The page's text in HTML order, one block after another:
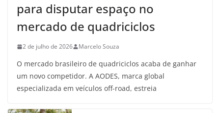
para disputar espaço no
mercado de quadriciclos
2 de julho de 2026 Marcelo Souza
O mercado brasileiro de quadriciclos acaba de ganhar
um novo competidor. A AODES, marca global
especializada em veículos off-road, estreia